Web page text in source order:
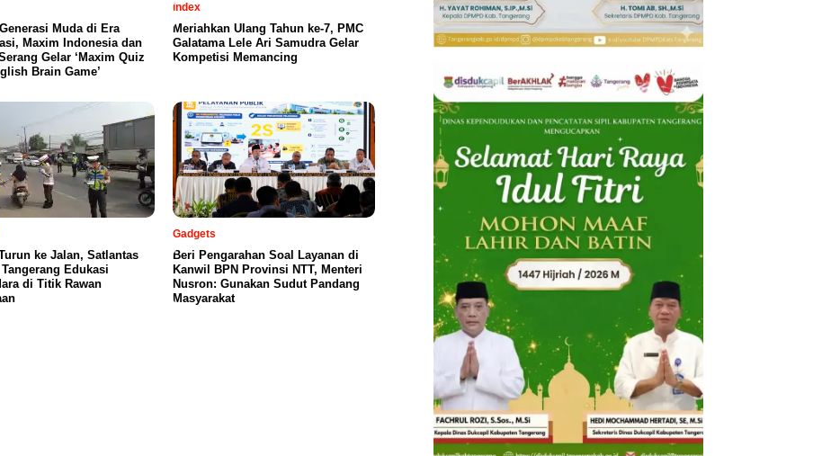
Muda di Era
Maxim Indonesia dan
Gelar ‘Maxim Quiz
Brain Game’
index
Meriahkan Ulang Tahun ke-7, PMC
Galatama Lele Ari Samudra Gelar
Kompetisi Memancing
ke Jalan, Satlantas
Edukasi
di Titik Rawan
Gadgets
Beri Pengarahan Soal Layanan di
Kanwil BPN Provinsi NTT, Menteri
Nusron: Gunakan Sudut Pandang
Masyarakat